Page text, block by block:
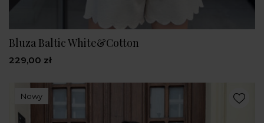
Bluza Baltic White&Cotton
229,00 zł
Nowy